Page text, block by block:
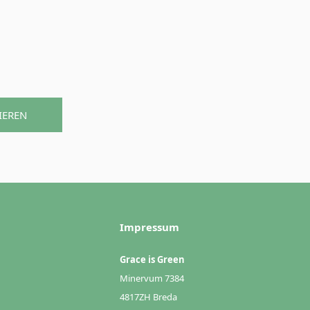
Impressum
Grace is Green
Minervum 7384
4817ZH Breda